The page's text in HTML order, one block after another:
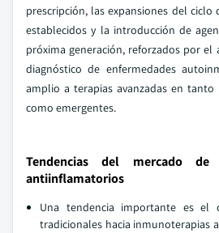
prescripción, las expansiones del
establecidos y la introducción de
próxima generación, reforzados por el
diagnóstico de enfermedades
amplio a terapias avanzadas en tanto
como emergentes.
Tendencias del mercado de
antiinflamatorios
Una tendencia importante es el
tradicionales hacia inmunoterapias